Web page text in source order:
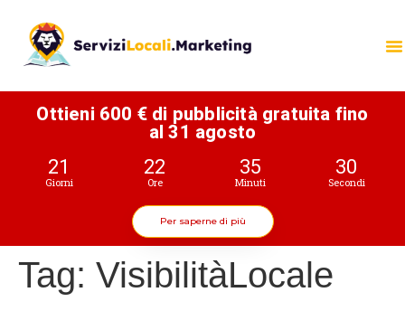
Ottieni 600 € di pubblicità gratuita fino
al 31 agosto
21
Giorni
22
Ore
35
Minuti
30
Secondi
Per saperne di più
Tag: VisibilitàLocale